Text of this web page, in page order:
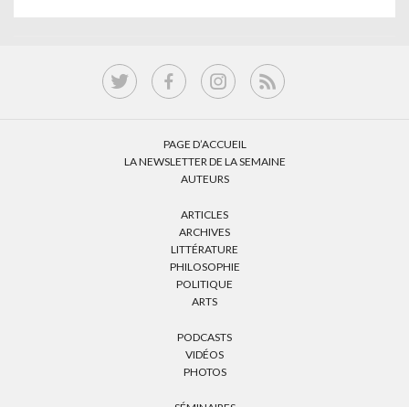
PAGE D’ACCUEIL
LA NEWSLETTER DE LA SEMAINE
AUTEURS
ARTICLES
ARCHIVES
LITTÉRATURE
PHILOSOPHIE
POLITIQUE
ARTS
PODCASTS
VIDÉOS
PHOTOS